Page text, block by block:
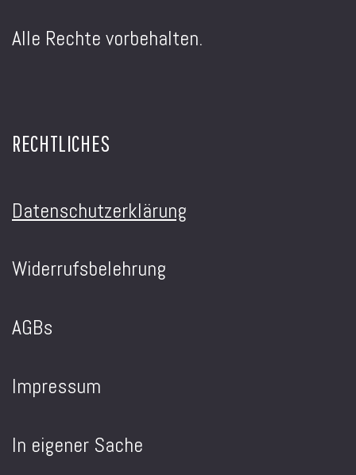
Alle Rechte vorbehalten.
RECHTLICHES
Datenschutzerklärung
Widerrufsbelehrung
AGBs
Impressum
In eigener Sache